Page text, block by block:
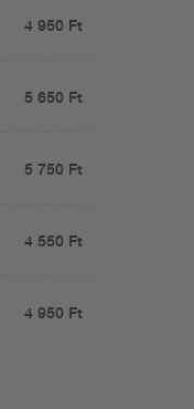
4 950 Ft
5 650 Ft
5 750 Ft
4 550 Ft
4 950 Ft